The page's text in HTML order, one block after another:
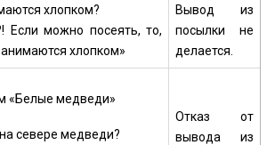
хлопком?
Если можно посеять, то,
хлопком»
Вывод из
посылки не
делается.
«Белые медведи»
севере медведи?
Отказ от
вывода из